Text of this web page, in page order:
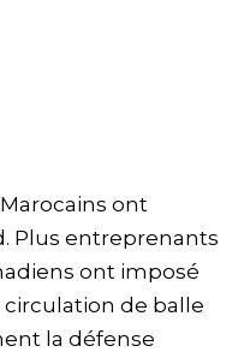
ont
Plus entreprenants
ont imposé
de balle
la défense